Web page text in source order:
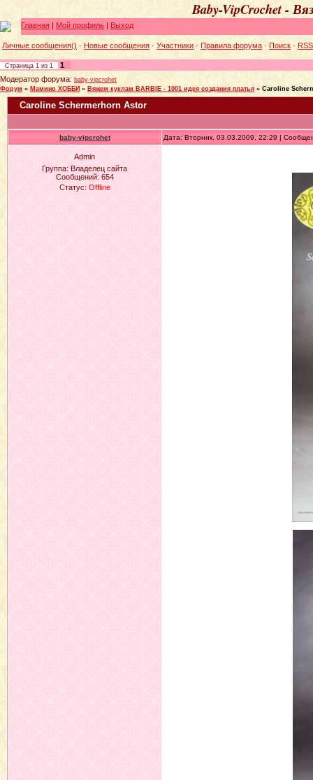
Baby-VipCrochet -
Главная | Мой профиль | Выход
Личные сообщения() · Новые сообщения · Участники · Правила форума · Поиск · RSS
Страница 1 из 1
1
Модератор форума: baby-vipcrohet
Форум » Мамино ХОББИ » Вяжем куклам BARBIE - 1001 идея создания платья » Caroline
Caroline Schermerhorn Astor
baby-vipcrohet Дата: Вторник, 03.03.2009, 22:29 |
Admin
Группа: Владелец сайта
Сообщений: 654
Статус: Offline